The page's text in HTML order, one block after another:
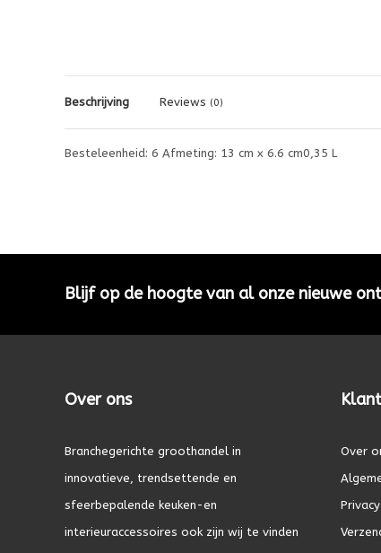
Beschrijving Reviews (0)
Besteleenheid: 6 Afmeting: 13 cm x 6.6 cm0,35 L
Blijf op de hoogte van al onze nieuwe
Over ons
Branchegerichte groothandel in
innovatieve, trendsettende en
sfeerbepalende keuken-en
interieuraccessoires ook zijn wij te vinden
Over